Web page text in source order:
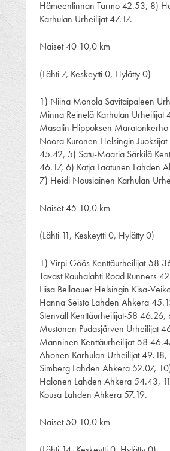
Hämeenlinnan Tarmo 42.53, 8)
Karhulan Urheilijat 47.17.
Naiset 40 10,0 km
(Lähti 7, Keskeytti 0, Hylätty 0)
1) Niina Monola Savitaipaleen
Minna Reinelä Karhulan Urheilijat
Masalin Hippoksen
Noora Kuronen Helsingin
45.42, 5) Satu-Maaria Särkilä
46.17, 6) Katja Laatunen Lahden
7) Heidi Nousiainen Karhulan
Naiset 45 10,0 km
(Lähti 11, Keskeytti 0, Hylätty 0)
1) Virpi Göös Kenttäurheilijat-58
Tavast Rauhalahti Road Runners
Liisa Bellaouer Helsingin Kisa-
Hanna Seisto Lahden Ahkera
Stenvall Kenttäurheilijat-58 46.26,
Mustonen Pudasjärven Urheilijat
Manninen Kenttäurheilijat-58
Ahonen Karhulan Urheilijat
Simberg Lahden Ahkera 52.07,
Halonen Lahden Ahkera 54.43,
Kousa Lahden Ahkera 57.19.
Naiset 50 10,0 km